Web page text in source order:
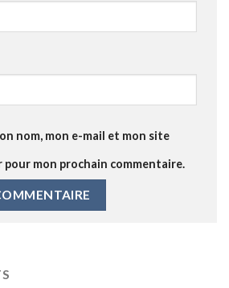
nom, mon e-mail et mon site
pour mon prochain commentaire.